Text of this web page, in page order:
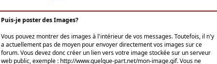
Puis-je poster des Images?
Vous pouvez montrer des images à l'intérieur de vos messages. Toutefois, il n'y
a actuellement pas de moyen pour envoyer directement vos images sur ce
forum. Vous devez donc créer un lien vers votre image stockée sur un serveur
web public, exemple : http://www.quelque-part.net/mon-image.gif. Vous ne